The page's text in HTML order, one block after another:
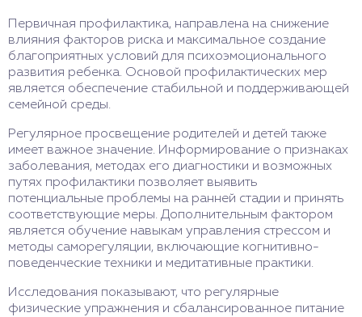
Первичная профилактика, направлена на снижение
влияния факторов риска и максимальное создание
благоприятных условий для психоэмоционального
развития ребенка. Основой профилактических мер
является обеспечение стабильной и поддерживающей
семейной среды.
Регулярное просвещение родителей и детей также
имеет важное значение. Информирование о признаках
заболевания, методах его диагностики и возможных
путях профилактики позволяет выявить
потенциальные проблемы на ранней стадии и принять
соответствующие меры. Дополнительным фактором
является обучение навыкам управления стрессом и
методы саморегуляции, включающие когнитивно-
поведенческие техники и медитативные практики.
Исследования показывают, что регулярные
физические упражнения и сбалансированное питание